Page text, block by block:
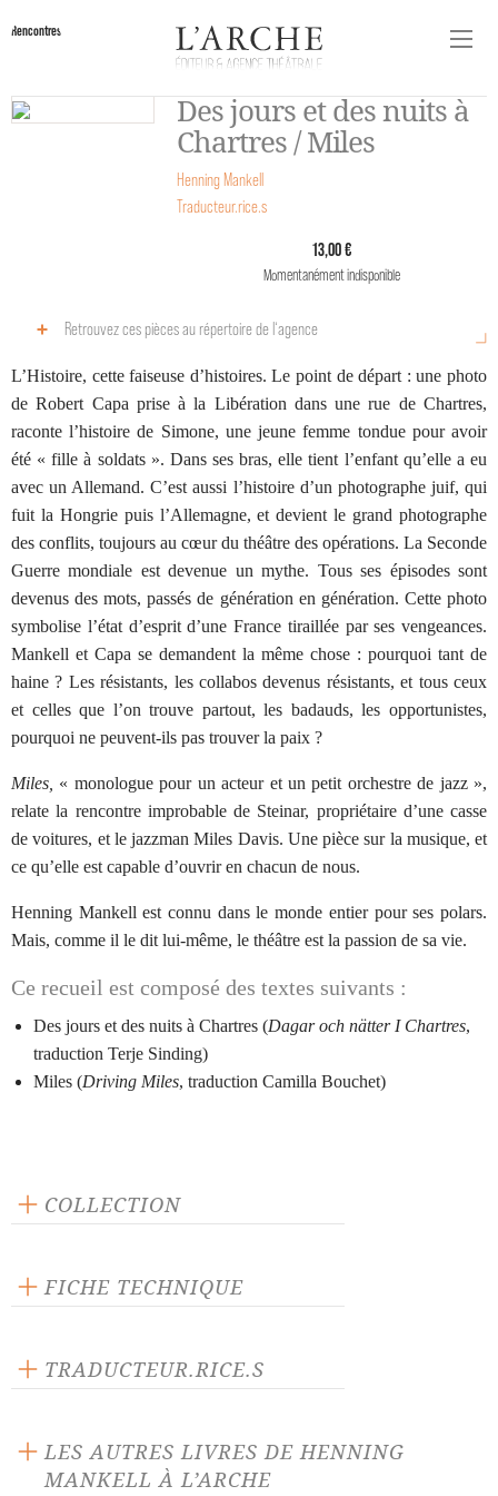
Rencontres
Des jours et des nuits à
Chartres / Miles
Henning Mankell
Traducteur.rice.s
13,00 €
Momentanément indisponible
Retrouvez ces pièces au répertoire de l‘agence
L’Histoire, cette faiseuse d’histoires. Le point de départ : une photo
de Robert Capa prise à la Libération dans une rue de Chartres,
raconte l’histoire de Simone, une jeune femme tondue pour avoir
été « fille à soldats ». Dans ses bras, elle tient l’enfant qu’elle a eu
avec un Allemand. C’est aussi l’histoire d’un photographe juif, qui
fuit la Hongrie puis l’Allemagne, et devient le grand photographe
des conflits, toujours au cœur du théâtre des opérations. La Seconde
Guerre mondiale est devenue un mythe. Tous ses épisodes sont
devenus des mots, passés de génération en génération. Cette photo
symbolise l’état d’esprit d’une France tiraillée par ses vengeances.
Mankell et Capa se demandent la même chose : pourquoi tant de
haine ? Les résistants, les collabos devenus résistants, et tous ceux
et celles que l’on trouve partout, les badauds, les opportunistes,
pourquoi ne peuvent-ils pas trouver la paix ?
Miles, « monologue pour un acteur et un petit orchestre de jazz »,
relate la rencontre improbable de Steinar, propriétaire d’une casse
de voitures, et le jazzman Miles Davis. Une pièce sur la musique, et
ce qu’elle est capable d’ouvrir en chacun de nous.
Henning Mankell est connu dans le monde entier pour ses polars.
Mais, comme il le dit lui-même, le théâtre est la passion de sa vie.
Ce recueil est composé des textes suivants :
Des jours et des nuits à Chartres (Dagar och nätter I Chartres,
traduction Terje Sinding)
Miles (Driving Miles, traduction Camilla Bouchet)
COLLECTION
FICHE TECHNIQUE
120 pages
Prix : 13.00 €
ISBN : 9782851817693
TRADUCTEUR.RICE.S
Terje Sinding
LES AUTRES LIVRES DE HENNING
MANKELL À L’ARCHE